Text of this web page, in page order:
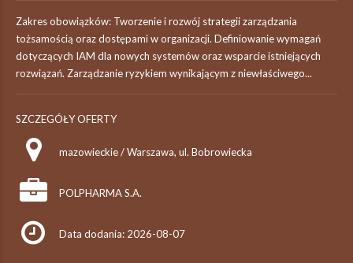
Zakres obowiązków: Tworzenie i rozwój strategii zarządzania
tożsamością oraz dostępami w organizacji. Definiowanie wymagań
dotyczących IAM dla nowych systemów oraz wsparcie istniejących
rozwiązań. Zarządzanie ryzykiem wynikającym z niewłaściwego...
SZCZEGÓŁY OFERTY
mazowieckie / Warszawa, ul. Bobrowiecka
POLPHARMA S.A.
Data dodania: 2026-08-07